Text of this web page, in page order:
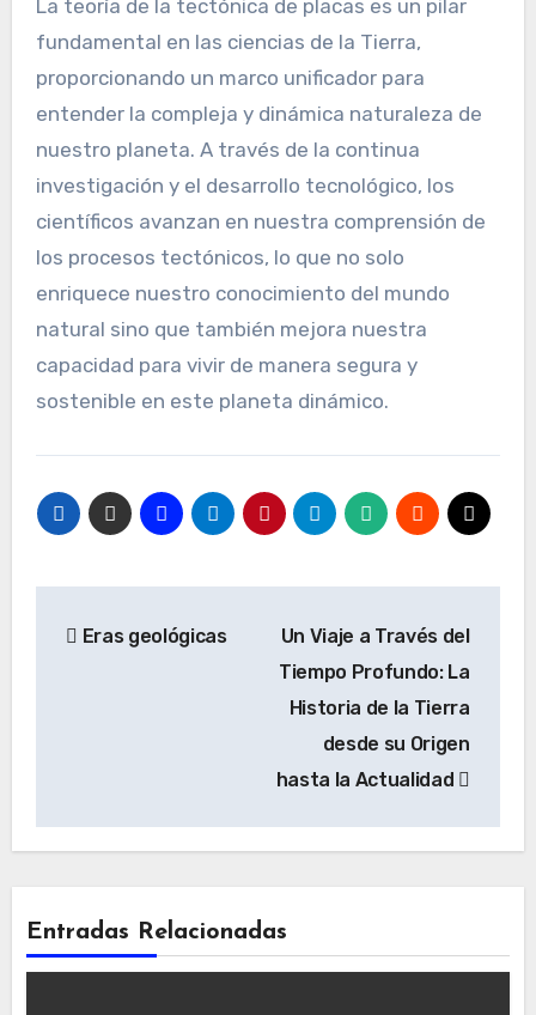
La teoría de la tectónica de placas es un pilar
fundamental en las ciencias de la Tierra,
proporcionando un marco unificador para
entender la compleja y dinámica naturaleza de
nuestro planeta. A través de la continua
investigación y el desarrollo tecnológico, los
científicos avanzan en nuestra comprensión de
los procesos tectónicos, lo que no solo
enriquece nuestro conocimiento del mundo
natural sino que también mejora nuestra
capacidad para vivir de manera segura y
sostenible en este planeta dinámico.
Eras geológicas
Un Viaje a Través del
Tiempo Profundo: La
Historia de la Tierra
desde su Origen
hasta la Actualidad
Entradas Relacionadas